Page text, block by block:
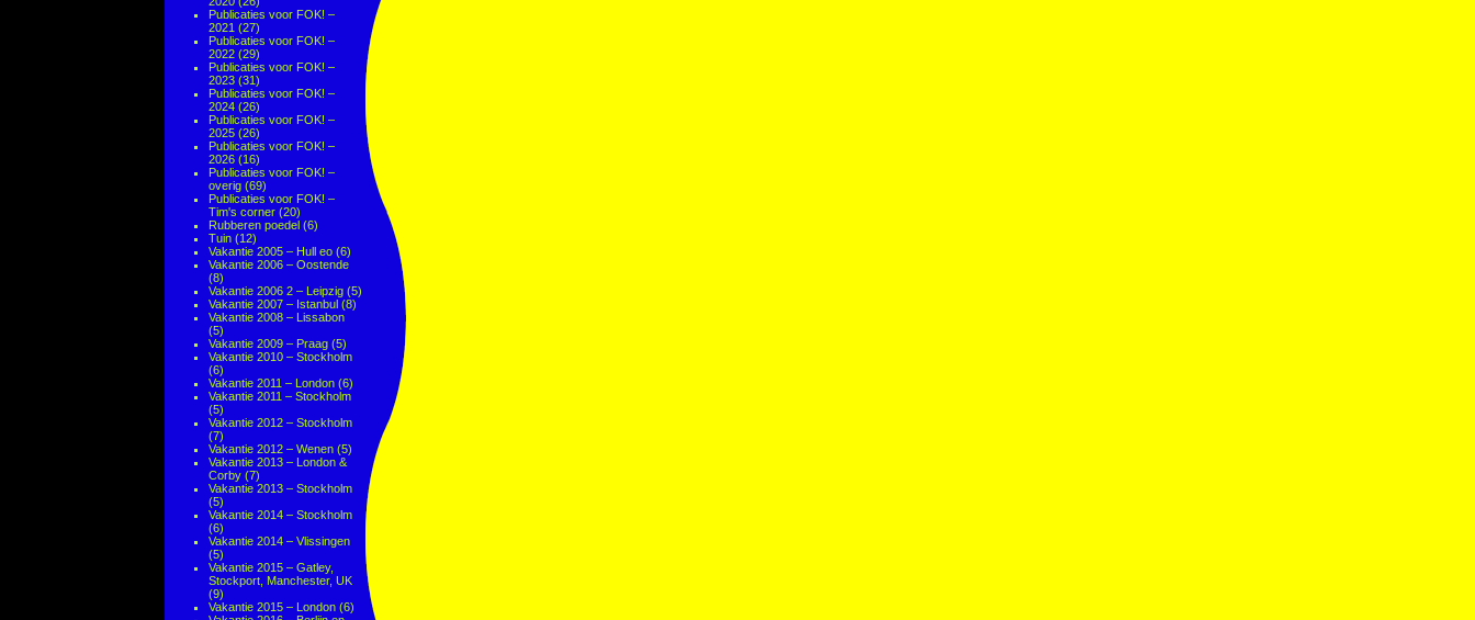
Publicaties voor FOK! –
2021 (27)
Publicaties voor FOK! –
2022 (29)
Publicaties voor FOK! –
2023 (31)
Publicaties voor FOK! –
2024 (26)
Publicaties voor FOK! –
2025 (26)
Publicaties voor FOK! –
2026 (16)
Publicaties voor FOK! –
overig (69)
Publicaties voor FOK! –
Tim's corner (20)
Rubberen poedel (6)
Tuin (12)
Vakantie 2005 – Hull eo (6)
Vakantie 2006 – Oostende
(8)
Vakantie 2006 2 – Leipzig (5)
Vakantie 2007 – Istanbul (8)
Vakantie 2008 – Lissabon
(5)
Vakantie 2009 – Praag (5)
Vakantie 2010 – Stockholm
(6)
Vakantie 2011 – London (6)
Vakantie 2011 – Stockholm
(5)
Vakantie 2012 – Stockholm
(7)
Vakantie 2012 – Wenen (5)
Vakantie 2013 – London &
Corby (7)
Vakantie 2013 – Stockholm
(5)
Vakantie 2014 – Stockholm
(6)
Vakantie 2014 – Vlissingen
(5)
Vakantie 2015 – Gatley,
Stockport, Manchester, UK
(9)
Vakantie 2015 – London (6)